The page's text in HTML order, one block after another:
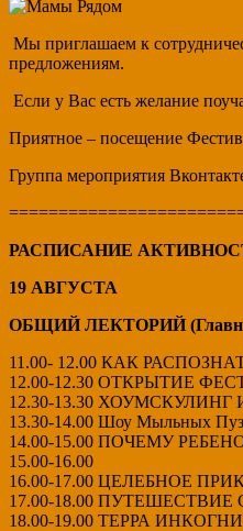
Мы приглашаем к
предложениям.
Если у Вас есть желание
Приятное – посещение
Группа мероприятия
РАСПИСАНИЕ
19 АВГУСТА
ОБЩИЙ ЛЕКТОРИЙ
11.00- 12.00 КАК
12.00-12.30 ОТКРЫТИЕ
12.30-13.30 ХОУМСКУЛИНГ
13.30-14.00 Шоу Мыльных
14.00-15.00 ПОЧЕМУ
15.00-16.00
16.00-17.00 ЦЕЛЕБНОЕ
17.00-18.00 ПУТЕШЕСТВИЕ
18.00-19.00 ТЕРРА